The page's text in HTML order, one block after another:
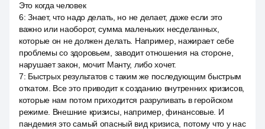
Это когда человек
6:Знает, что надо делать, но не делает, даже если это
важно или наоборот, сумма маленьких несделанных,
которые он не должен делать. Например, нажирает себе
проблемы со здоровьем, заводит отношения на стороне,
нарушает закон, мочит Манту, либо хочет.
7: Быстрых результатов с таким же последующим быстрым
откатом. Все это приводит к созданию внутренних кризисов,
которые нам потом приходится разруливать в геройском
режиме. Внешние кризисы, например, финансовые. И
пандемия это самый опасный вид кризиса, потому что у нас